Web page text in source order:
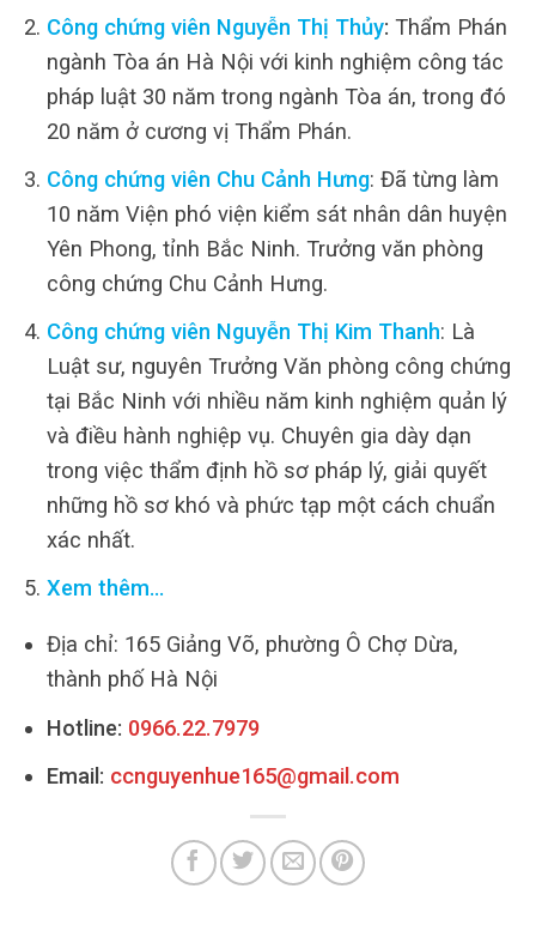
Công chứng viên Nguyễn Thị Thủy: Thẩm Phán
ngành Tòa án Hà Nội với kinh nghiệm công tác
pháp luật 30 năm trong ngành Tòa án, trong đó
20 năm ở cương vị Thẩm Phán.
Công chứng viên Chu Cảnh Hưng: Đã từng làm
10 năm Viện phó viện kiểm sát nhân dân huyện
Yên Phong, tỉnh Bắc Ninh. Trưởng văn phòng
công chứng Chu Cảnh Hưng.
Công chứng viên Nguyễn Thị Kim Thanh: Là
Luật sư, nguyên Trưởng Văn phòng công chứng
tại Bắc Ninh với nhiều năm kinh nghiệm quản lý
và điều hành nghiệp vụ. Chuyên gia dày dạn
trong việc thẩm định hồ sơ pháp lý, giải quyết
những hồ sơ khó và phức tạp một cách chuẩn
xác nhất.
Xem thêm…
Địa chỉ: 165 Giảng Võ, phường Ô Chợ Dừa,
thành phố Hà Nội
Hotline: 0966.22.7979
Email: ccnguyenhue165@gmail.com